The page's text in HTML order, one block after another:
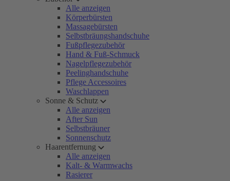
Alle anzeigen
Körperbürsten
Massagebürsten
Selbstbräungshandschuhe
Fußpflegezubehör
Hand & Fuß-Schmuck
Nagelpflegezubehör
Peelinghandschuhe
Pflege Accessoires
Waschlappen
Sonne & Schutz
Alle anzeigen
After Sun
Selbstbräuner
Sonnenschutz
Haarentfernung
Alle anzeigen
Kalt- & Warmwachs
Rasierer